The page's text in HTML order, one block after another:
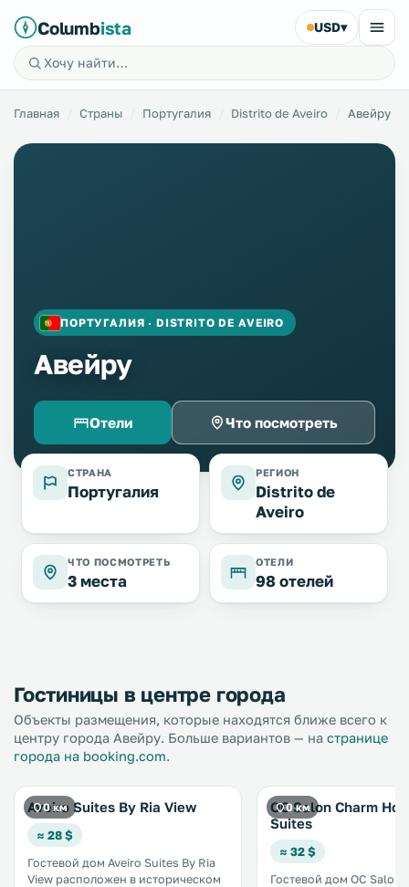
Columbista USD▾
Главная Страны Португалия Distrito de Aveiro Авейру
ПОРТУГАЛИЯ · DISTRITO DE AVEIRO
Авейру
Отели Что посмотреть
СТРАНА
Португалия
РЕГИОН
Distrito de
Aveiro
ЧТО ПОСМОТРЕТЬ
3 места
ОТЕЛИ
98 отелей
Гостиницы в центре города
Объекты размещения, которые находятся ближе всего к
центру города Авейру. Больше вариантов — на странице
города на booking.com.
0 км
Aveiro Suites By Ria View
≈ 28 $
Гостевой дом Aveiro Suites By Ria
View расположен в историческом
0 км
OC Salon Charm
Suites
≈ 32 $
Гостевой дом OC Salon